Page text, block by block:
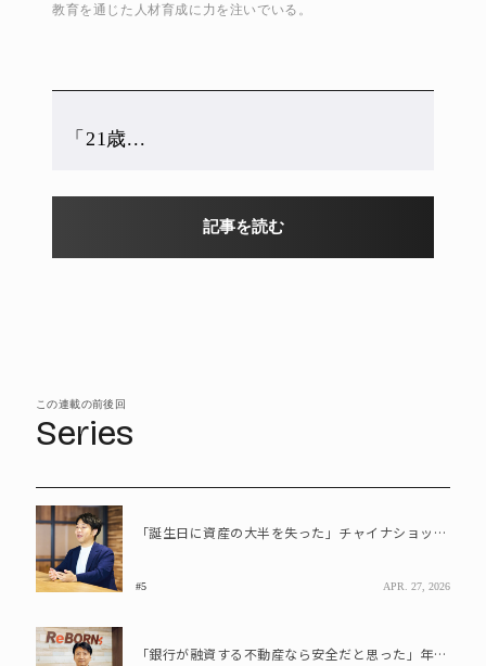
教育を通じた人材育成に力を注いでいる。
「21歳...
記事を読む
この連載の前後回
Series
「誕生日に資産の大半を失った」チャイナショックで人生が変わった経営者が得た教訓
#5 APR. 27, 2026
「銀行が融資する不動産なら安全だと思った」年収1,000万会社員が"2億円投資"で直面した現実